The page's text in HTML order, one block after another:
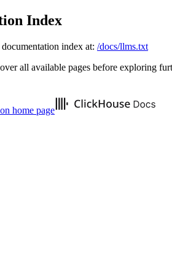
Index
index at: /docs/llms.txt
all available pages before exploring
home page